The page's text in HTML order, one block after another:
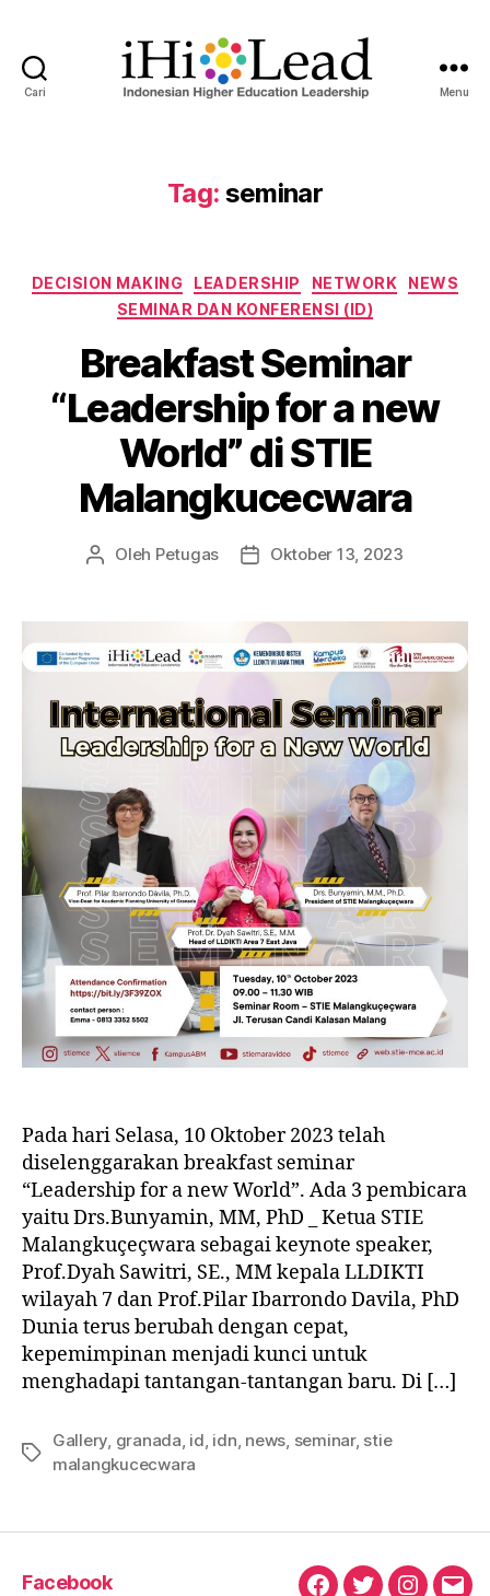
Cari Menu
Tag: seminar
DECISION MAKING LEADERSHIP NETWORK
NEWS
SEMINAR DAN KONFERENSI (ID)
Breakfast Seminar
“Leadership for a new
World” di STIE
Malangkucecwara
Oleh Petugas Oktober 13, 2023
Pada hari Selasa, 10 Oktober 2023 telah
diselenggarakan breakfast seminar
“Leadership for a new World”. Ada 3 pembicara
yaitu Drs.Bunyamin, MM, PhD _ Ketua STIE
Malangkuçeçwara sebagai keynote speaker,
Prof.Dyah Sawitri, SE., MM kepala LLDIKTI
wilayah 7 dan Prof.Pilar Ibarrondo Davila, PhD
Dunia terus berubah dengan cepat,
kepemimpinan menjadi kunci untuk
menghadapi tantangan-tantangan baru. Di […]
Gallery, granada, id, idn, news, seminar, stie
malangkucecwara
Facebook